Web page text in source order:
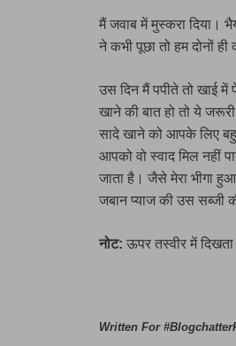
मैं जवाब में मुस्करा दिया।
ने कभी पूछा तो हम दोनों
उस दिन मैं पपीते तो खाई
खाने की बात हो तो ये
सादे खाने को आपके लिए
आपको वो स्वाद मिल नहीं
जाता है। जैसे मेरा भीगा
जबान प्याज की उस सब्जी
नोट: ऊपर तस्वीर में
Written For